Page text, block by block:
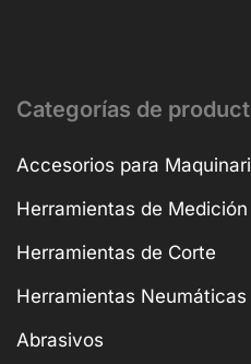
Categorías de
Accesorios para
Herramientas de Medición
Herramientas de Corte
Herramientas
Abrasivos